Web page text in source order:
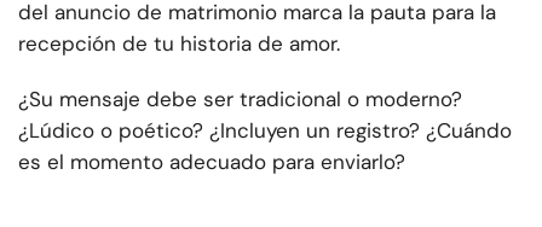
del anuncio de matrimonio marca la pauta para la
recepción de tu historia de amor.
¿Su mensaje debe ser tradicional o moderno?
¿Lúdico o poético? ¿Incluyen un registro? ¿Cuándo
es el momento adecuado para enviarlo?